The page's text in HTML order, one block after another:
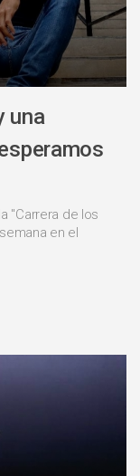
una
"Carrera de los
en el